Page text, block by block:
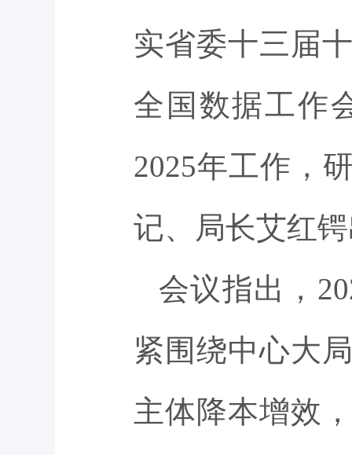
实省委十三届
全国数据工作
2025年工作，
记、局长艾红
会议指出，
紧围绕中心大
主体降本增效